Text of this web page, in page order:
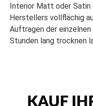
Interior Matt oder Satin
Herstellers vollflächig
Auftragen der
Stunden lang trocknen